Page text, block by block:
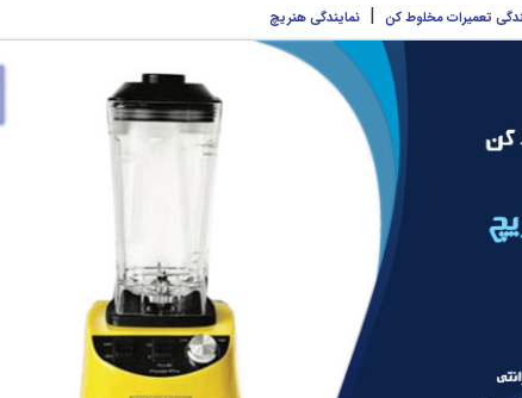
تعمیرات مخلوط کن | نمایندگی هنریچ